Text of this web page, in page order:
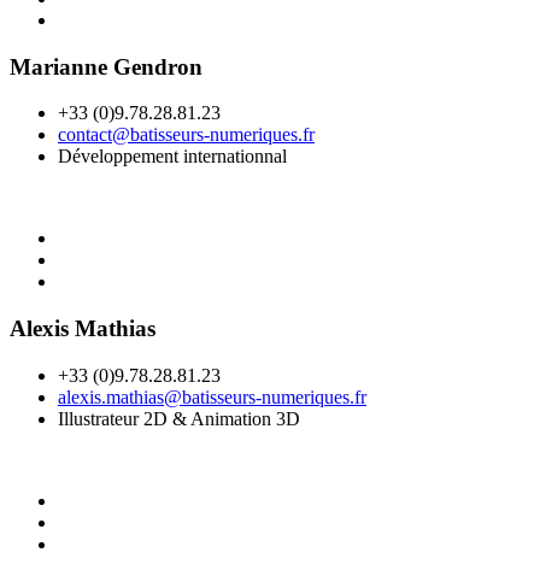
Marianne Gendron
+33 (0)9.78.28.81.23
contact@batisseurs-numeriques.fr
Développement internationnal
Alexis Mathias
+33 (0)9.78.28.81.23
alexis.mathias@batisseurs-numeriques.fr
Illustrateur 2D & Animation 3D